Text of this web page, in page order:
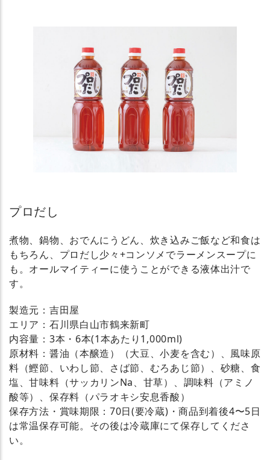
プロだし
煮物、鍋物、おでんにうどん、炊き込みご飯など和食は
もちろん、プロだし少々+コンソメでラーメンスープに
も。オールマイティーに使うことができる液体出汁で
す。
製造元：吉田屋
エリア：石川県白山市鶴来新町
内容量：3本・6本(1本あたり1,000ml)
原材料：醤油（本醸造）（大豆、小麦を含む）、風味原
料（鰹節、いわし節、さば節、むろあじ節）、砂糖、食
塩、甘味料（サッカリンNa、甘草）、調味料（アミノ
酸等）、保存料（パラオキシ安息香酸）
保存方法・賞味期限：70日(要冷蔵)・商品到着後4〜5日
は常温保存可能。その後は冷蔵庫にて保存してくださ
い。